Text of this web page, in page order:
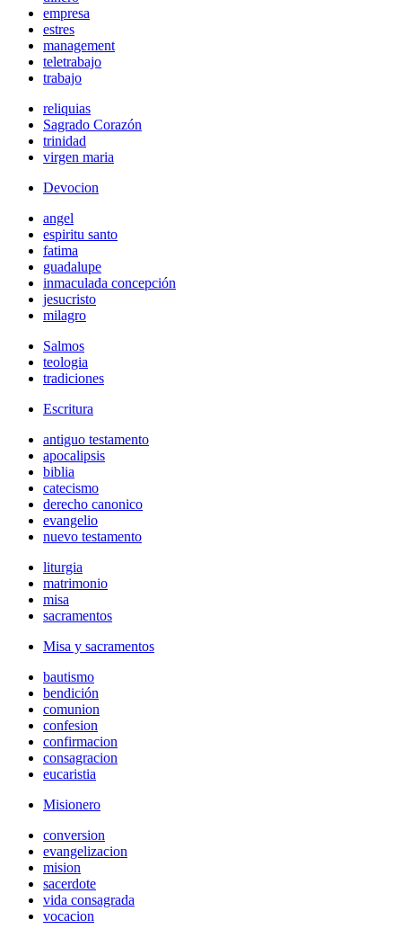
empresa
estres
management
teletrabajo
trabajo
reliquias
Sagrado Corazón
trinidad
virgen maria
Devocion
angel
espiritu santo
fatima
guadalupe
inmaculada concepción
jesucristo
milagro
Salmos
teologia
tradiciones
Escritura
antiguo testamento
apocalipsis
biblia
catecismo
derecho canonico
evangelio
nuevo testamento
liturgia
matrimonio
misa
sacramentos
Misa y sacramentos
bautismo
bendición
comunion
confesion
confirmacion
consagracion
eucaristia
Misionero
conversion
evangelizacion
mision
sacerdote
vida consagrada
vocacion